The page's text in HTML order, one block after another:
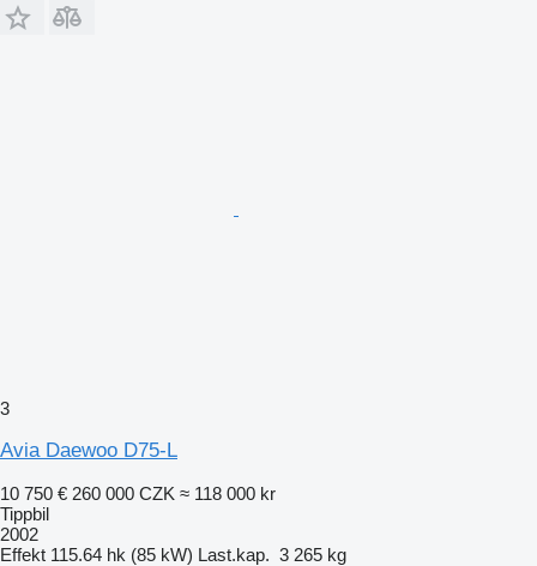
3
Avia Daewoo D75-L
10 750 € 260 000 CZK ≈ 118 000 kr
Tippbil
2002
Effekt 115.64 hk (85 kW) Last.kap. 3 265 kg